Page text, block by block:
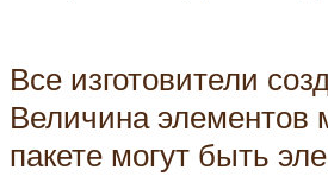
Все изготовители
Величина элементов
пакете могут быть